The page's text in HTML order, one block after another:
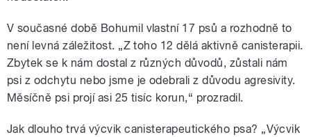
V současné době Bohumil vlastní 17 psů a rozhodně to
není levná záležitost. „Z toho 12 dělá aktivně canisterapii.
Zbytek se k nám dostal z různých důvodů, zůstali nám
psi z odchytu nebo jsme je odebrali z důvodu agresivity.
Měsíčně psi projí asi 25 tisíc korun,“ prozradil.
Jak dlouho trvá výcvik canisterapeutického psa? „Výcvik